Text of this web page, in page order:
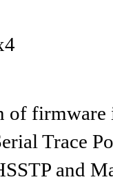
of firmware
Trace
and